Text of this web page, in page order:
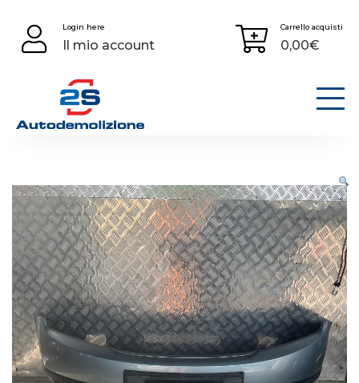
content
Login here
Il mio account
Carrello acquisti
0,00€